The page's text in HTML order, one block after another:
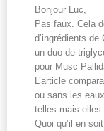
Bonjour Luc,
Pas faux. Cela
d’ingrédients de
un duo de
pour Musc
L’article
ou sans les
telles mais elles
Quoi qu’il en